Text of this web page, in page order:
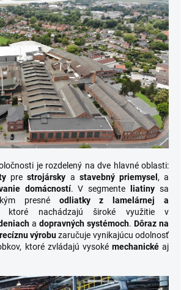
je rozdelený na dve hlavné oblasti:
prestrojársky a stavebný priemysel , a
domácností. V segmente liatiny sa
presné odliatky z lamelárnej a
ktoré nachádzajú široké využitie v
a dopravných systémoch. Dôraz na
výrobuzaručuje vynikajúcu odolnosť
ktoré zvládajú vysoké mechanickéaj